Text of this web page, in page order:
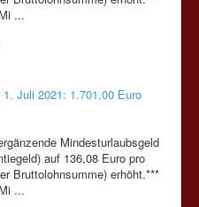
...
Juli 2021: 1.701,00 Euro
Mindesturlaubsgeld
auf 136,08 Euro pro
Bruttolohnsumme) erhöht.***
...